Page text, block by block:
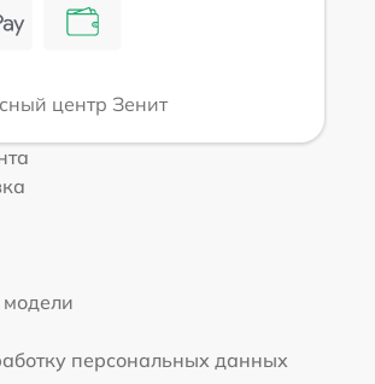
центр Зенит
персональных данных